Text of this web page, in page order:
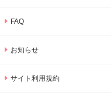
FAQ
お知らせ
サイト利用規約